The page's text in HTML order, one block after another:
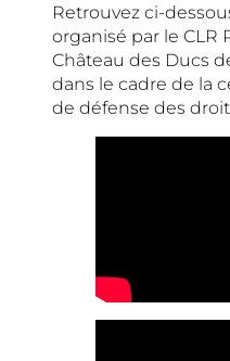
Retrouvez ci-
organisé par le CLR
Château des Ducs
dans le cadre de la
de défense des